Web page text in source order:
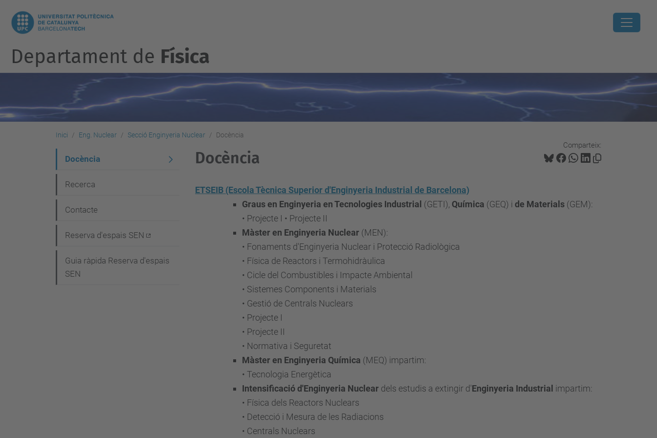
Departament de Física
Inici Eng. Nuclear Secció Enginyeria Nuclear Docència
Comparteix:
Docència
ETSEIB (Escola Tècnica Superior d'Enginyeria Industrial de Barcelona)
Graus en Enginyeria en Tecnologies Industrial (GETI), Química (GEQ) i de Materials (GEM):
• Projecte I • Projecte II
Màster en Enginyeria Nuclear (MEN):
• Fonaments d'Enginyeria Nuclear i Protecció Radiològica
• Física de Reactors i Termohidràulica
• Cicle del Combustibles i Impacte Ambiental
• Sistemes Components i Materials
• Gestió de Centrals Nuclears
• Projecte I
• Projecte II
• Normativa i Seguretat
Màster en Enginyeria Química (MEQ) impartim:
• Tecnologia Energètica
Intensificació d'Enginyeria Nuclear dels estudis a extingir d'Enginyeria Industrial impartim:
• Física dels Reactors Nuclears
• Detecció i Mesura de les Radiacions
• Centrals Nuclears
a
v
g
a
Docència
Recerca
Contacte
Reserva d'espais SEN
Guia ràpida Reserva d'espais
SEN